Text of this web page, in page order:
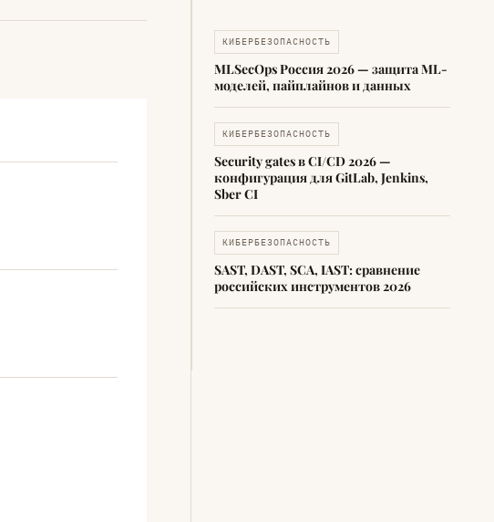
КИБЕРБЕЗОПАСНОСТЬ
MLSecOps Россия 2026 — защита ML-
моделей, пайплайнов и данных
КИБЕРБЕЗОПАСНОСТЬ
Security gates в CI/CD 2026 —
конфигурация для GitLab, Jenkins,
Sber CI
КИБЕРБЕЗОПАСНОСТЬ
SAST, DAST, SCA, IAST: сравнение
российских инструментов 2026